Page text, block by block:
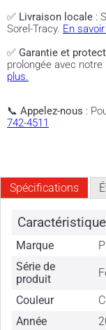
✅ Livraison locale :
Sorel-Tracy. En
✅ Garantie et
prolongée avec
plus.
📞 Appelez-nous :
742-4511
Spécifications
Marque
Série de
produit
Couleur
Année